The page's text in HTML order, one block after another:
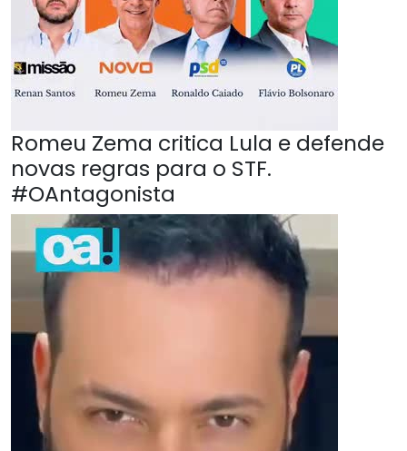
Romeu Zema critica Lula e defende
novas regras para o STF.
#OAntagonista